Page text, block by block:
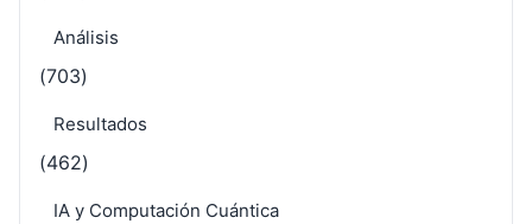
Análisis
(703)
Resultados
(462)
IA y Computación Cuántica